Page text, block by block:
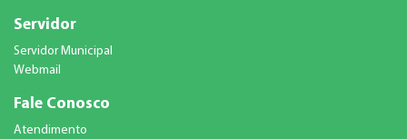
Servidor
Servidor Municipal
Webmail
Fale Conosco
Atendimento